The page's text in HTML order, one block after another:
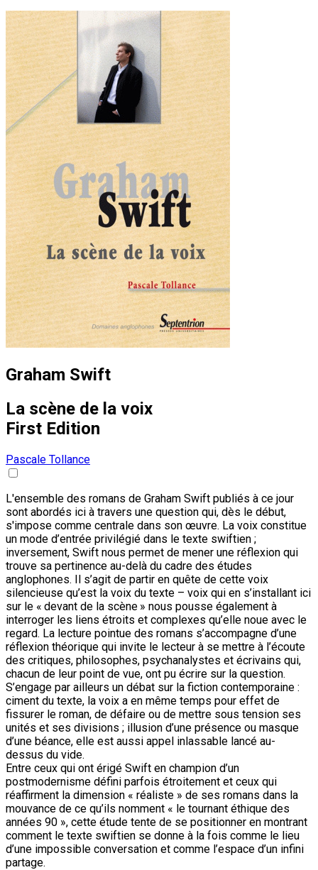
Graham Swift
La scène de la voix
First Edition
Pascale Tollance
L'ensemble des romans de Graham Swift publiés à ce jour
sont abordés ici à travers une question qui, dès le début,
s'impose comme centrale dans son œuvre. La voix constitue
un mode d’entrée privilégié dans le texte swiftien ;
inversement, Swift nous permet de mener une réflexion qui
trouve sa pertinence au-delà du cadre des études
anglophones. Il s’agit de partir en quête de cette voix
silencieuse qu’est la voix du texte – voix qui en s’installant ici
sur le « devant de la scène » nous pousse également à
interroger les liens étroits et complexes qu’elle noue avec le
regard. La lecture pointue des romans s’accompagne d’une
réflexion théorique qui invite le lecteur à se mettre à l’écoute
des critiques, philosophes, psychanalystes et écrivains qui,
chacun de leur point de vue, ont pu écrire sur la question.
S’engage par ailleurs un débat sur la fiction contemporaine :
ciment du texte, la voix a en même temps pour effet de
fissurer le roman, de défaire ou de mettre sous tension ses
unités et ses divisions ; illusion d’une présence ou masque
d’une béance, elle est aussi appel inlassable lancé au-
dessus du vide.
Entre ceux qui ont érigé Swift en champion d’un
postmodernisme défini parfois étroitement et ceux qui
réaffirment la dimension « réaliste » de ses romans dans la
mouvance de ce qu’ils nomment « le tournant éthique des
années 90 », cette étude tente de se positionner en montrant
comment le texte swiftien se donne à la fois comme le lieu
d’une impossible conversation et comme l’espace d’un infini
partage.